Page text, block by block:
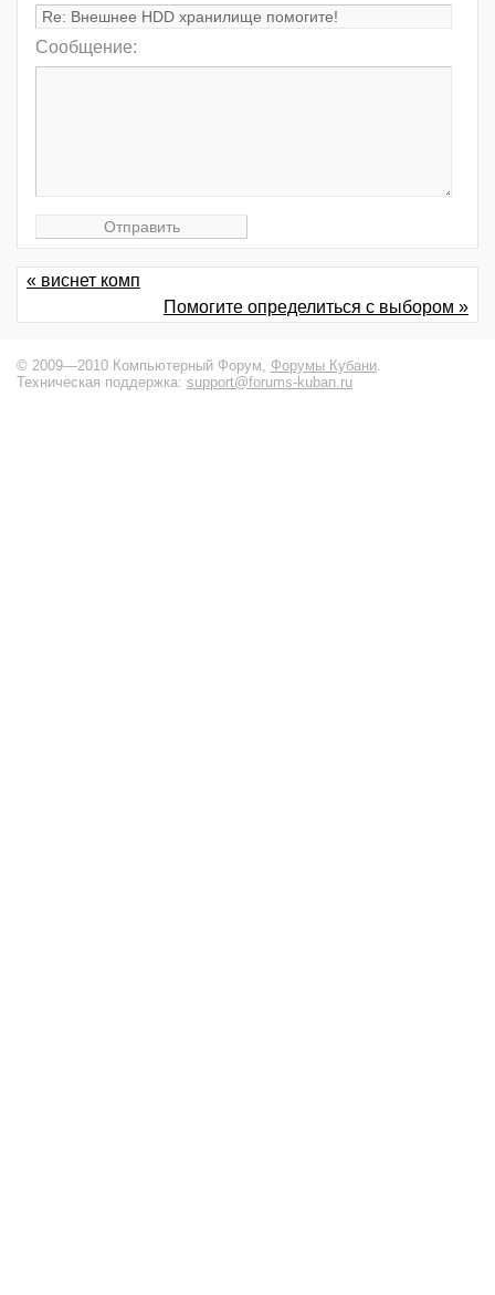
Сообщение:
« виснет комп
Помогите определиться с выбором »
© 2009—2010 Компьютерный Форум, Форумы Кубани
Техническая поддержка: support@forums-kuban.ru